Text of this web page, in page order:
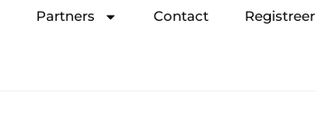
Partners Contact Registreer